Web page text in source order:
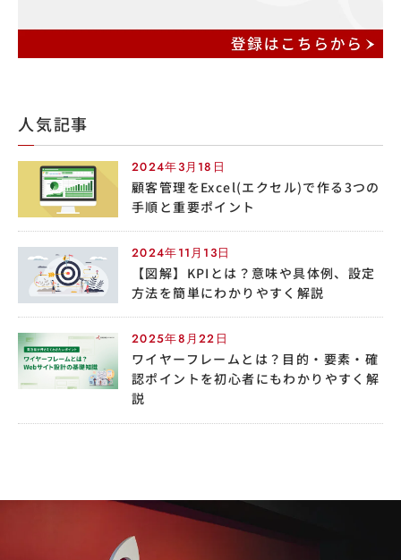
人気記事
2024年3月18日
顧客管理をExcel(エクセル)で作る3つの
手順と重要ポイント
2024年11月13日
【図解】KPIとは？意味や具体例、設定
方法を簡単にわかりやすく解説
2025年8月22日
ワイヤーフレームとは？目的・要素・確
認ポイントを初心者にもわかりやすく解
説